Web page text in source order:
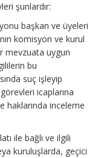
şunlardır:
başkan ve üyeleri
komisyon ve kurul
mevzuata uygun
bu
suç işleyip
icaplarına
haklarında inceleme
ile bağlı ve ilgili
kuruluşlarda, geçici